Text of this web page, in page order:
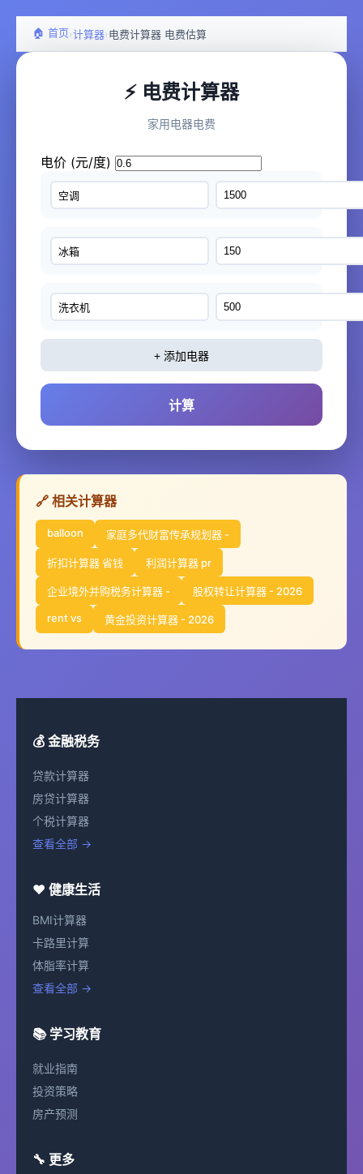
🏠 首页›计算器›电费计算器 电费估算
⚡ 电费计算器
家用电器电费
电价 (元/度)
+ 添加电器
计算
🔗 相关计算器
balloon 家庭多代财富传承规划器 -
折扣计算器 省钱 利润计算器 pr
企业境外并购税务计算器 - 股权转让计算器 - 2026
rent vs 黄金投资计算器 - 2026
💰 金融税务
贷款计算器
房贷计算器
个税计算器
查看全部 →
❤️ 健康生活
BMI计算器
卡路里计算
体脂率计算
查看全部 →
📚 学习教育
就业指南
投资策略
房产预测
🔧 更多